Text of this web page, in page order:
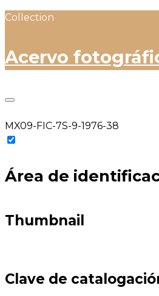
Collection
Acervo
MX09-FIC-7S-9-1976-38
Área de
Thumbnail
Clave de